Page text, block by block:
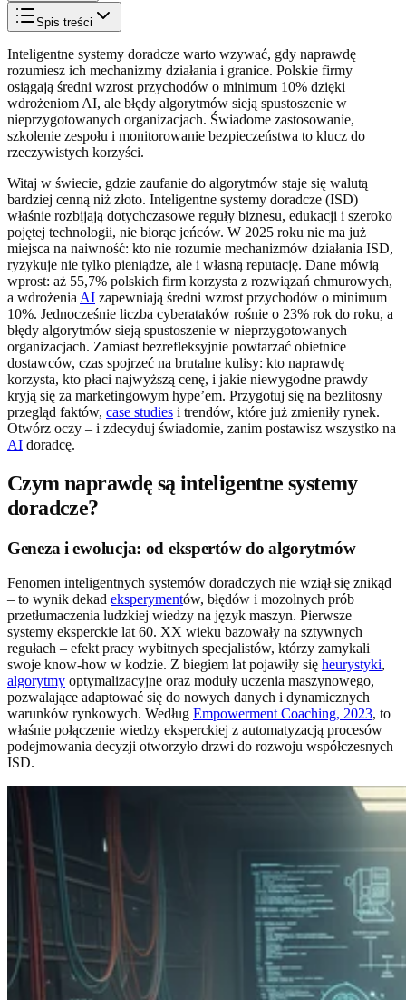
Spis treści
Inteligentne systemy doradcze warto wzywać, gdy naprawdę
rozumiesz ich mechanizmy działania i granice. Polskie firmy
osiągają średni wzrost przychodów o minimum 10% dzięki
wdrożeniom AI, ale błędy algorytmów sieją spustoszenie w
nieprzygotowanych organizacjach. Świadome zastosowanie,
szkolenie zespołu i monitorowanie bezpieczeństwa to klucz do
rzeczywistych korzyści.
Witaj w świecie, gdzie zaufanie do algorytmów staje się walutą
bardziej cenną niż złoto. Inteligentne systemy doradcze (ISD)
właśnie rozbijają dotychczasowe reguły biznesu, edukacji i szeroko
pojętej technologii, nie biorąc jeńców. W 2025 roku nie ma już
miejsca na naiwność: kto nie rozumie mechanizmów działania ISD,
ryzykuje nie tylko pieniądze, ale i własną reputację. Dane mówią
wprost: aż 55,7% polskich firm korzysta z rozwiązań chmurowych,
a wdrożenia AI zapewniają średni wzrost przychodów o minimum
10%. Jednocześnie liczba cyberataków rośnie o 23% rok do roku, a
błędy algorytmów sieją spustoszenie w nieprzygotowanych
organizacjach. Zamiast bezrefleksyjnie powtarzać obietnice
dostawców, czas spojrzeć na brutalne kulisy: kto naprawdę
korzysta, kto płaci najwyższą cenę, i jakie niewygodne prawdy
kryją się za marketingowym hype’em. Przygotuj się na bezlitosny
przegląd faktów, case studies i trendów, które już zmieniły rynek.
Otwórz oczy – i zdecyduj świadomie, zanim postawisz wszystko na
AI doradcę.
Czym naprawdę są inteligentne systemy
doradcze?
Geneza i ewolucja: od ekspertów do algorytmów
Fenomen inteligentnych systemów doradczych nie wziął się znikąd
– to wynik dekad eksperymentów, błędów i mozolnych prób
przetłumaczenia ludzkiej wiedzy na język maszyn. Pierwsze
systemy eksperckie lat 60. XX wieku bazowały na sztywnych
regułach – efekt pracy wybitnych specjalistów, którzy zamykali
swoje know-how w kodzie. Z biegiem lat pojawiły się heurystyki,
algorytmy optymalizacyjne oraz moduły uczenia maszynowego,
pozwalające adaptować się do nowych danych i dynamicznych
warunków rynkowych. Według Empowerment Coaching, 2023, to
właśnie połączenie wiedzy eksperckiej z automatyzacją procesów
podejmowania decyzji otworzyło drzwi do rozwoju współczesnych
ISD.